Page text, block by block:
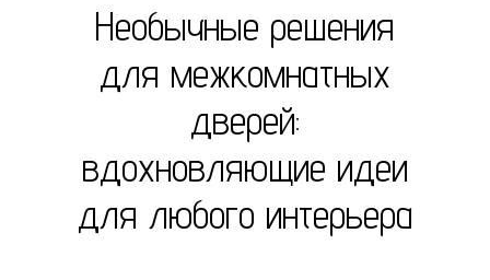
Необычные решения
для межкомнатных
дверей:
вдохновляющие идеи
для любого интерьера